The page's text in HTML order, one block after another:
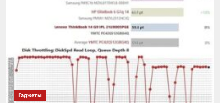
Гаджеты